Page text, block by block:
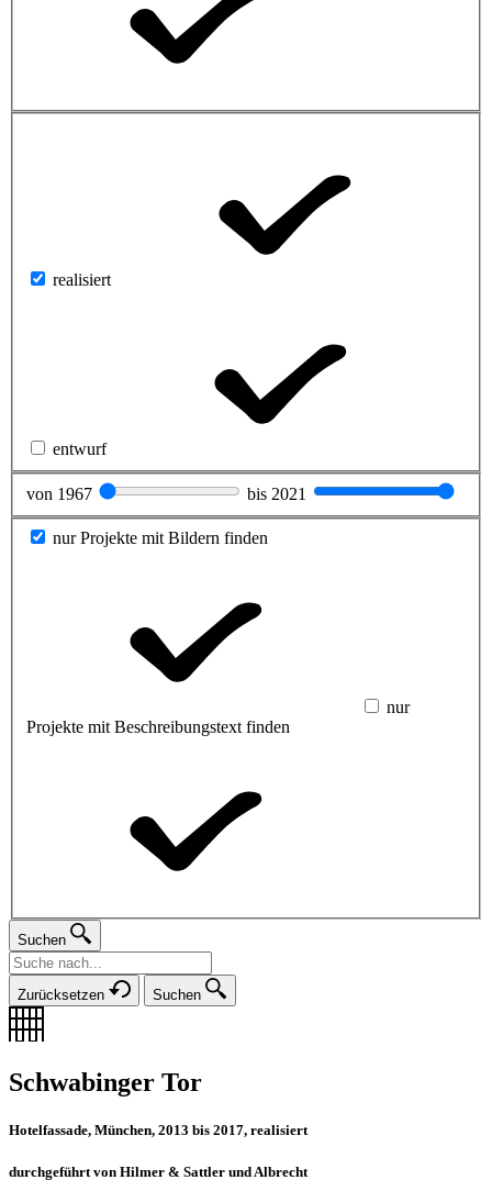
realisiert
entwurf
von 1967 bis 2021
nur Projekte mit Bildern finden
nur
Projekte mit Beschreibungstext finden
Suchen
Zurücksetzen Suchen
Schwabinger Tor
Hotelfassade, München, 2013 bis 2017, realisiert
durchgeführt von Hilmer & Sattler und Albrecht